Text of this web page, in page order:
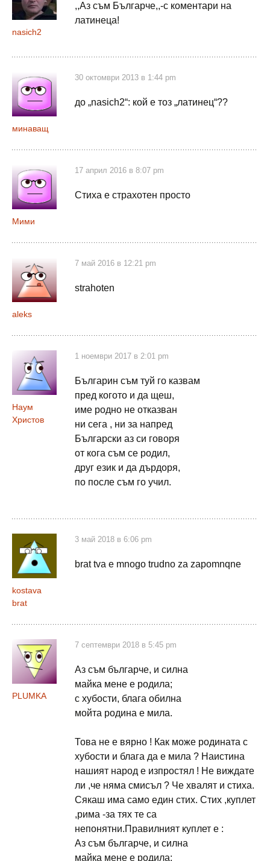
nasich2
,,Аз съм Българче,,-с коментари на
латинеца!
минаващ
30 октомври 2013 в 1:44 pm
до „nasich2“: кой е тоз „латинец“??
Мими
17 април 2016 в 8:07 pm
Стиха е страхотен просто
aleks
7 май 2016 в 12:21 pm
strahoten
Наум
Христов
1 ноември 2017 в 2:01 pm
Българин съм туй го казвам
пред когото и да щеш,
име родно не отказван
ни сега , ни за напред
Български аз си говоря
от кога съм се родил,
друг език и да дърдоря,
по после съм го учил.
kostava
brat
3 май 2018 в 6:06 pm
brat tva e mnogo trudno za zapomnqne
PLUMKA
7 септември 2018 в 5:45 pm
Аз съм българче, и силна
майка мене е родила;
с хубости, блага обилна
мойта родина е мила.
Това не е вярно ! Как може родината с
хубости и блага да е мила ? Наистина
нашият народ е изпростял ! Не виждате
ли ,че няма смисъл ? Че хвалят и стиха.
Сякаш има само един стих. Стих ,куплет
,рима -за тях те са
непонятни.Правилният куплет е :
Аз съм българче, и силна
майка мене е родила;